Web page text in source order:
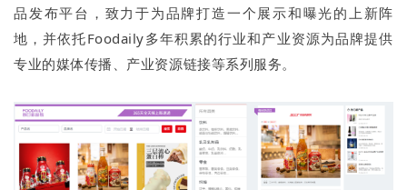
品发布平台，致力于为品牌打造一个展示和曝光的上新阵
地，并依托Foodaily多年积累的行业和产业资源为品牌提供
专业的媒体传播、产业资源链接等系列服务。